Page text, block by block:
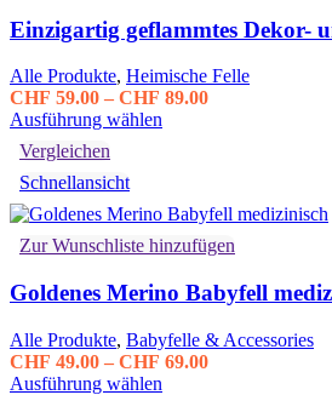
können
der
Produktseite
Einzigartig geflammtes Dekor-
Alle Produkte, Heimische Felle
CHF 59.00 – CHF 89.00Preisspanne:
Ausführung wählen
Varianten
auf.
Die
können
der
Produktseite
Vergleichen
Schnellansicht
Zur Wunschliste hinzufügen
Goldenes Merino Babyfell
Alle Produkte, Babyfelle & Accessories
CHF 49.00 – CHF 69.00Preisspanne:
Ausführung wählen